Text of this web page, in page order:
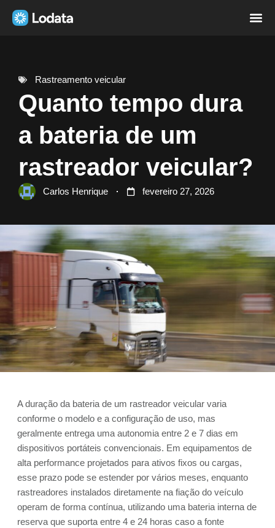
Rastreamento veicular
Quanto tempo dura
a bateria de um
rastreador veicular?
Carlos Henrique fevereiro 27, 2026
A duração da bateria de um rastreador veicular varia
conforme o modelo e a configuração de uso, mas
geralmente entrega uma autonomia entre 2 e 7 dias em
dispositivos portáteis convencionais. Em equipamentos de
alta performance projetados para ativos fixos ou cargas,
esse prazo pode se estender por vários meses, enquanto
rastreadores instalados diretamente na fiação do veículo
operam de forma contínua, utilizando uma bateria interna de
reserva que suporta entre 4 e 24 horas caso a fonte